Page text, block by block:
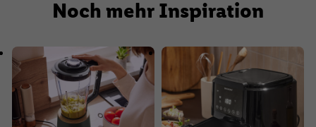
Noch mehr Inspiration